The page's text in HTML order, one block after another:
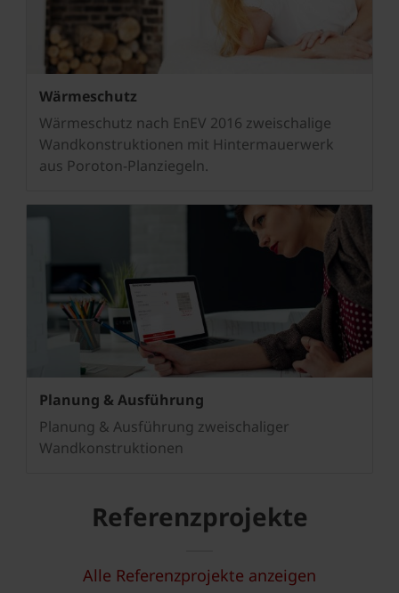
Wärmeschutz
Wärmeschutz nach EnEV 2016 zweischalige
Wandkonstruktionen mit Hintermauerwerk
aus Poroton-Planziegeln.
Planung & Ausführung
Planung & Ausführung zweischaliger
Wandkonstruktionen
Referenzprojekte
Alle Referenzprojekte anzeigen